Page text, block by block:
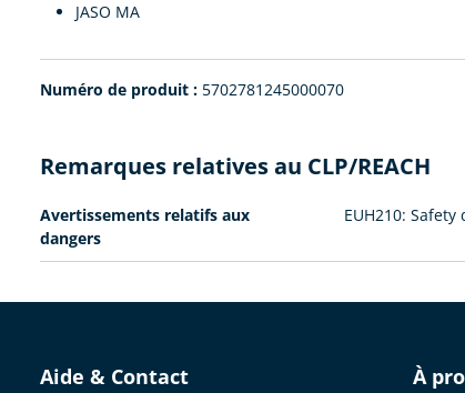
JASO MA
Numéro de produit : 5702781245000070
Remarques relatives au CLP/REACH
Avertissements relatifs aux
dangers
EUH210:
Aide & Contact À